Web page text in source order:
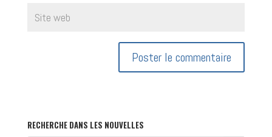
RECHERCHE DANS LES NOUVELLES